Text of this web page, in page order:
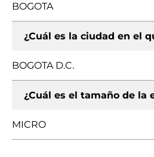
BOGOTA
¿Cuál es la ciudad en el
BOGOTA D.C.
¿Cuál es el tamaño de la
MICRO